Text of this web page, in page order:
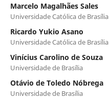
Marcelo Magalhães Sales
Universidade Católica de Brasília
Ricardo Yukio Asano
Universidade Católica de Brasília
Vinícius Carolino de Souza
Universidade de Brasília
Otávio de Toledo Nóbrega
Universidade de Brasília